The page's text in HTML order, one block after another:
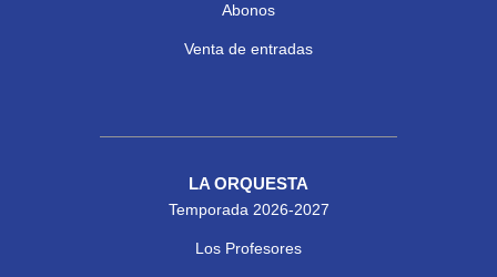
Abonos
Venta de entradas
LA ORQUESTA
Temporada 2026-2027
Los Profesores